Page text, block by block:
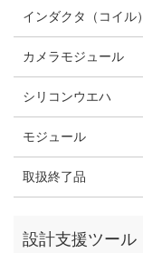
インダクタ（コイル）
カメラモジュール
シリコンウエハ
モジュール
取扱終了品
設計支援ツール